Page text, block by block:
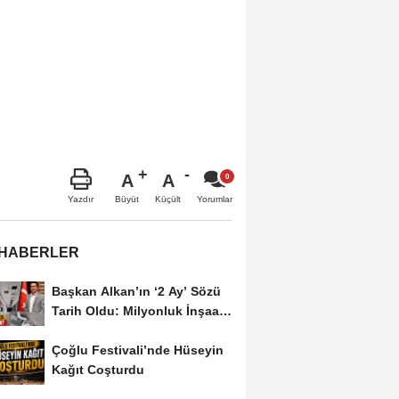
Yazdır
A
Büyüt
A
Küçült Yorumlar
Başkan Alkan’ın ‘2 Ay’ Sözü
Tarih Oldu: Milyonluk İnşaat
Çoğlu Festivali’nde Hüseyin
Kağıt Coşturdu